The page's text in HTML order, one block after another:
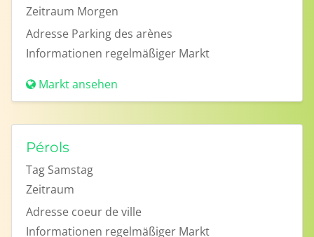
Zeitraum Morgen
Adresse Parking des arènes
Informationen regelmäßiger Markt
Markt ansehen
Pérols
Tag Samstag
Zeitraum
Adresse coeur de ville
Informationen regelmäßiger Markt